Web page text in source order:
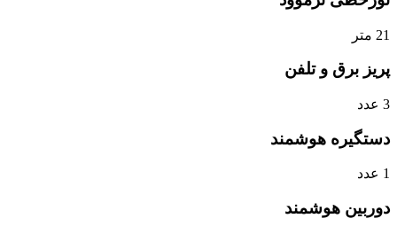
21 متر
پریز برق و تلفن
3 عدد
دستگیره هوشمند
1 عدد
دوربین هوشمند